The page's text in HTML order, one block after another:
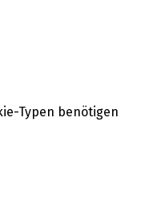
Typen benötigen